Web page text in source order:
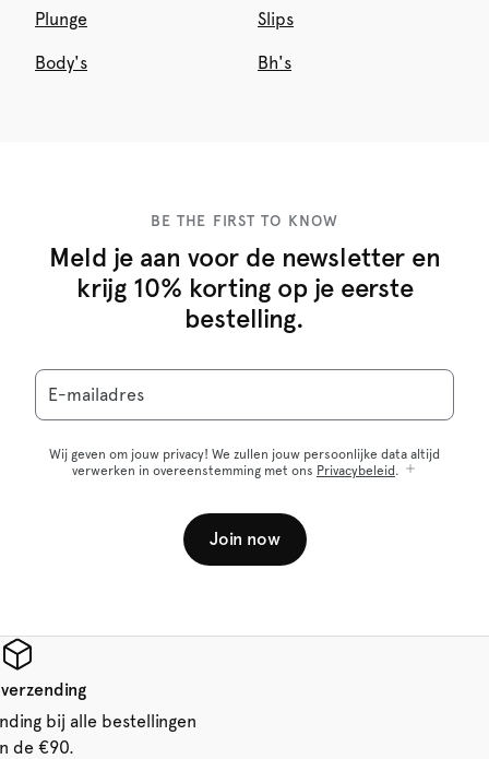
Plunge Slips
Body's Bh's
BE THE FIRST TO KNOW
Meld je aan voor de newsletter en
krijg 10% korting op je eerste
bestelling.
E-mailadres
Wij geven om jouw privacy! We zullen jouw persoonlijke data altijd
verwerken in overeenstemming met ons Privacybeleid .
Join now
bij alle bestellingen
de €90.